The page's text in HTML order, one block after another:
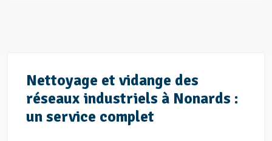
Nettoyage et vidange des
réseaux industriels à Nonards :
un service complet